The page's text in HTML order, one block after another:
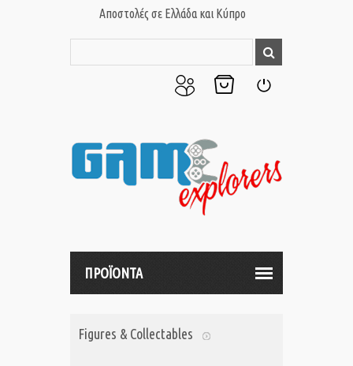
Αποστολές σε Ελλάδα και Κύπρο
μου
ΠΡΟΪΟΝΤΑ
Figures & Collectables